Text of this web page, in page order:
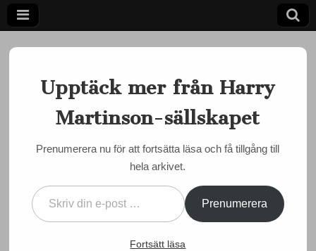
Harry
Martinson-
sällskapet
Ett författarskap som fångar daggdroppen och speglar
kosmos
Cikadavandring på
Södertörn anordnas 15 juni
admin•30 maj, 2013•0 Comments
Upptäck mer från Harry
Martinson-sällskapet
Prenumerera nu för att fortsätta läsa och få tillgång till
hela arkivet.
Prenumerera
Fortsätt läsa